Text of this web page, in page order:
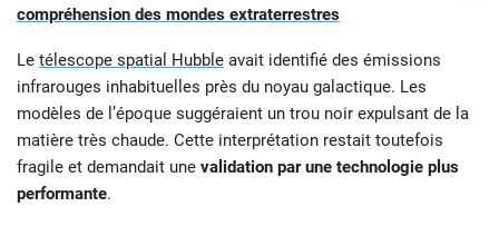
compréhension des mondes extraterrestres
Le télescope spatial Hubble avait identifié des émissions
infrarouges inhabituelles près du noyau galactique. Les
modèles de l’époque suggéraient un trou noir expulsant de la
matière très chaude. Cette interprétation restait toutefois
fragile et demandait une validation par une technologie plus
performante.